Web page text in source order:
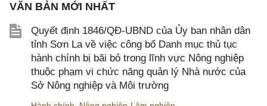
VĂN BẢN MỚI NHẤT
Quyết định 1846/QĐ-UBND của Ủy ban nhân dân
tỉnh Sơn La về việc công bố Danh mục thủ tục
hành chính bị bãi bỏ trong lĩnh vực Nông nghiệp
thuộc phạm vi chức năng quản lý Nhà nước của
Sở Nông nghiệp và Môi trường